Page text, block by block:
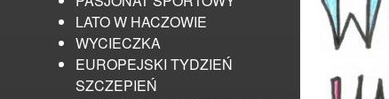
LATO W HACZOWIE
WYCIECZKA
EUROPEJSKI TYDZIEŃ
SZCZEPIEŃ